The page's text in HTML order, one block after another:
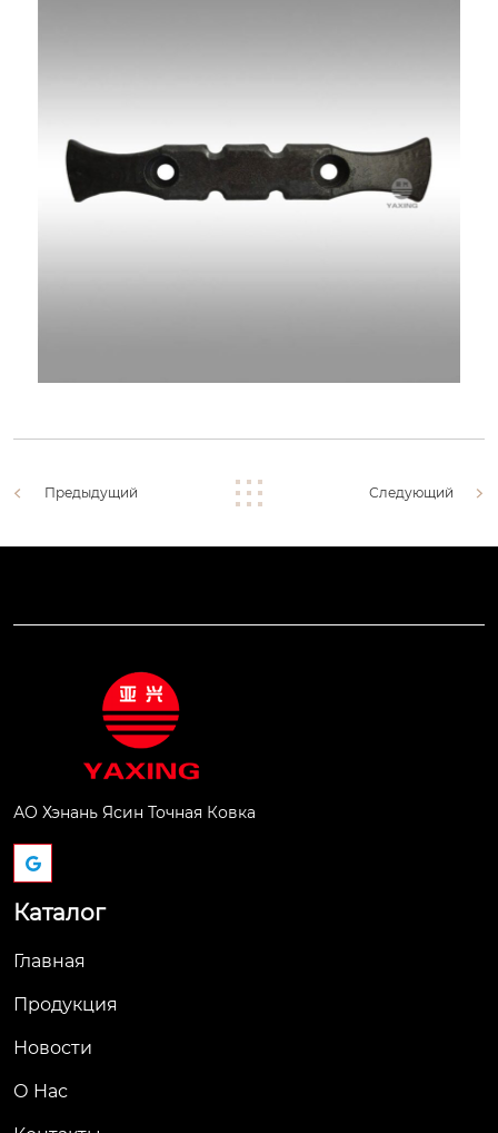
Предыдущий Следующий
АО Хэнань Ясин Точная Ковка
Каталог
Главная
Продукция
Новости
О Hас